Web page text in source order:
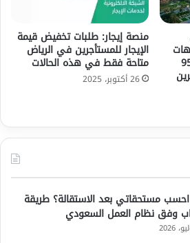
الوطني 95
منصة إيجار: طلبات تخفيض قيمة
الإيجار للمستأجرين في الرياض
متاحة فقط في هذه الحالات
26 أكتوبر، 2025
مستحقاتي بعد الاستقالة؟ طريقة
وفق نظام العمل السعودي